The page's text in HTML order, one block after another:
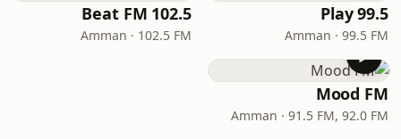
Play 99.5
Amman · 99.5 FM
Beat FM 102.5
Amman · 102.5 FM
Mood FM
Amman · 91.5 FM, 92.0 FM